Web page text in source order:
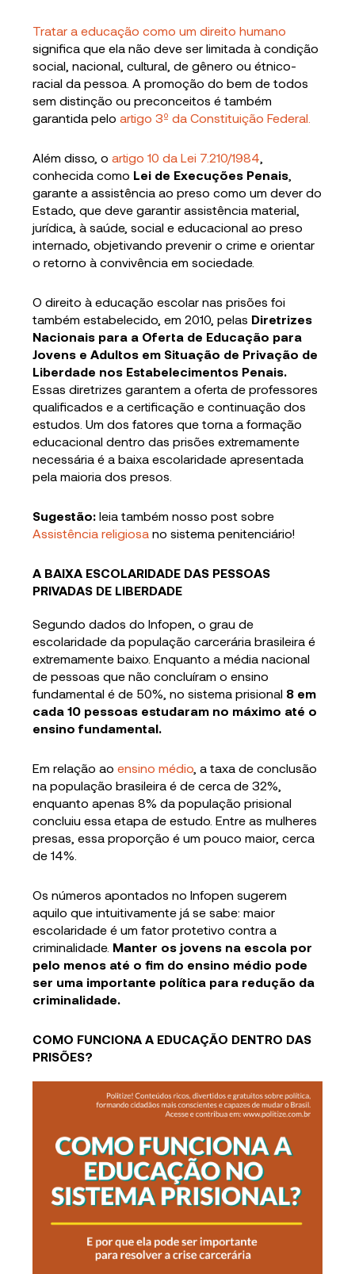
Tratar a educação como um direito humano
significa que ela não deve ser limitada à condição
social, nacional, cultural, de gênero ou étnico-
racial da pessoa. A promoção do bem de todos
sem distinção ou preconceitos é também
garantida peloartigo 3º da Constituição Federal.
Além disso, oartigo 10 da Lei 7.210/1984
conhecida como Lei de Execuções Penais
garante a assistência ao preso como um dever do
Estado, que deve garantir assistência material,
jurídica, à saúde, social e educacional ao preso
internado, objetivando prevenir o crime e orientar
o retorno à convivência em sociedade.
O direito à educação escolar nas prisões foi
também estabelecido, em 2010, pelas Diretrizes
Nacionais para a Oferta de Educação para
Jovens e Adultos em Situação de Privação de
Liberdade nos Estabelecimentos Penais.
Essas diretrizes garantem a oferta de professores
qualificados e a certificação e continuação dos
estudos. Um dos fatores que torna a formação
educacional dentro das prisões extremamente
necessáriaé a baixa escolaridade apresentada
pela maioria dos presos.
Sugestão: leia também nosso post sobre
Assistência religiosa no sistema penitenciário!
A BAIXA ESCOLARIDADE DAS PESSOAS
PRIVADAS DE LIBERDADE
Segundo dados do Infopen, o grau de
escolaridade da população carcerária brasileira é
extremamente baixo . Enquanto a média nacional
de pessoas que não concluíram o ensino
fundamental é de 50%, no sistema prisional 8 em
cada 10 pessoas estudaram no máximo até o
ensino fundamental.
Em relação aoensino médio , a taxa de conclusão
na população brasileira é de cerca de 32%,
enquanto apenas 8% da população prisional
concluiu essa etapa de estudo. Entre as mulheres
presas, essa proporção é um pouco maior, cerca
de 14%.
Os números apontados no Infopen sugerem
aquilo que intuitivamente já se sabe: maior
escolaridade é um fator protetivo contra a
criminalidade. Manter os jovens na escola por
pelo menos até o fim do ensino médio pode
ser uma importante política para redução da
criminalidade.
COMO FUNCIONA A EDUCAÇÃO DENTRO DAS
PRISÕES?